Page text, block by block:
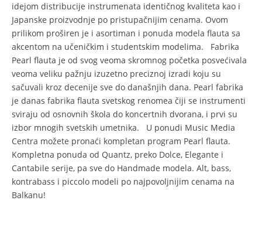
idejom distribucije instrumenata identičnog kvaliteta kao i
Japanske proizvodnje po pristupačnijim cenama. Ovom
prilikom proširen je i asortiman i ponuda modela flauta sa
akcentom na učeničkim i studentskim modelima. Fabrika
Pearl flauta je od svog veoma skromnog početka posvećivala
veoma veliku pažnju izuzetno preciznoj izradi koju su
sačuvali kroz decenije sve do današnjih dana. Pearl fabrika
je danas fabrika flauta svetskog renomea čiji se instrumenti
sviraju od osnovnih škola do koncertnih dvorana, i prvi su
izbor mnogih svetskih umetnika. U ponudi Music Media
Centra možete pronaći kompletan program Pearl flauta.
Kompletna ponuda od Quantz, preko Dolce, Elegante i
Cantabile serije, pa sve do Handmade modela. Alt, bass,
kontrabass i piccolo modeli po najpovoljnijim cenama na
Balkanu!